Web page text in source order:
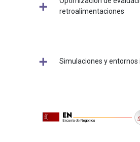
retroalimentaciones
Simulaciones y entornos